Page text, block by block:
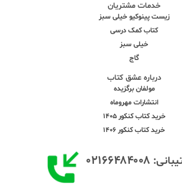
خدمات مشتریان
زیست پینوکیو خیلی سبز
کتاب کمک درسی
خیلی سبز
گاج
درباره عشق کتاب
مولفان برگزیده
انتشارات مهروماه
خرید کتاب کنکور 1405
خرید کتاب کنکور 1406
۰۲۱۶۶۴۸۴۰۰۸